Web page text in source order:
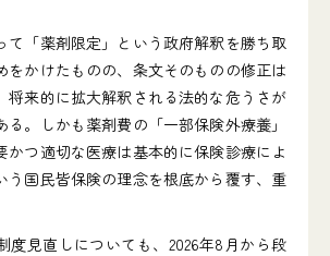
「薬剤限定」という政府解釈を勝ち取
をかけたものの、条文そのものの修正は
将来的に拡大解釈される法的な危うさが
。しかも薬剤費の「一部保険外療養」
かつ適切な医療は基本的に保険診療によ
う国民皆保険の理念を根底から覆す、重
度見直しについても、2026年8月から段